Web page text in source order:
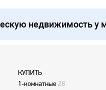
недвижимость у
КУПИТЬ
1-комнатные 28